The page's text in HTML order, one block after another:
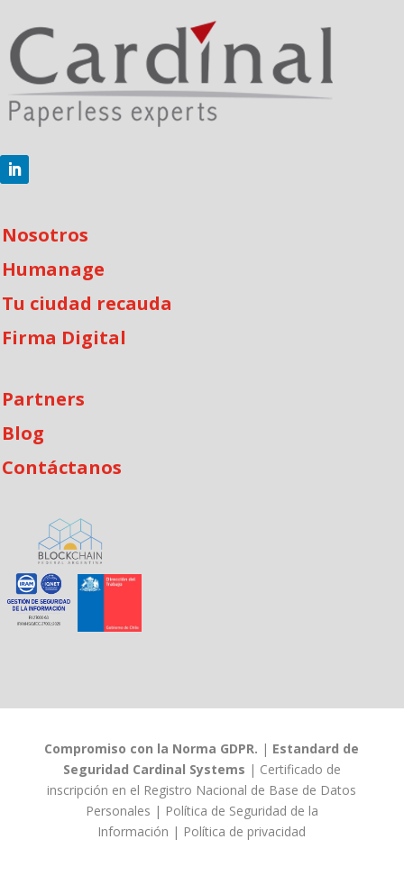
Nosotros
Humanage
Tu ciudad recauda
Firma Digital
Partners
Blog
Contáctanos
Compromiso con la Norma GDPR. | Estandard de
Seguridad Cardinal Systems | Certificado de
inscripción en el Registro Nacional de Base de Datos
Personales | Política de Seguridad de la
Información | Política de privacidad